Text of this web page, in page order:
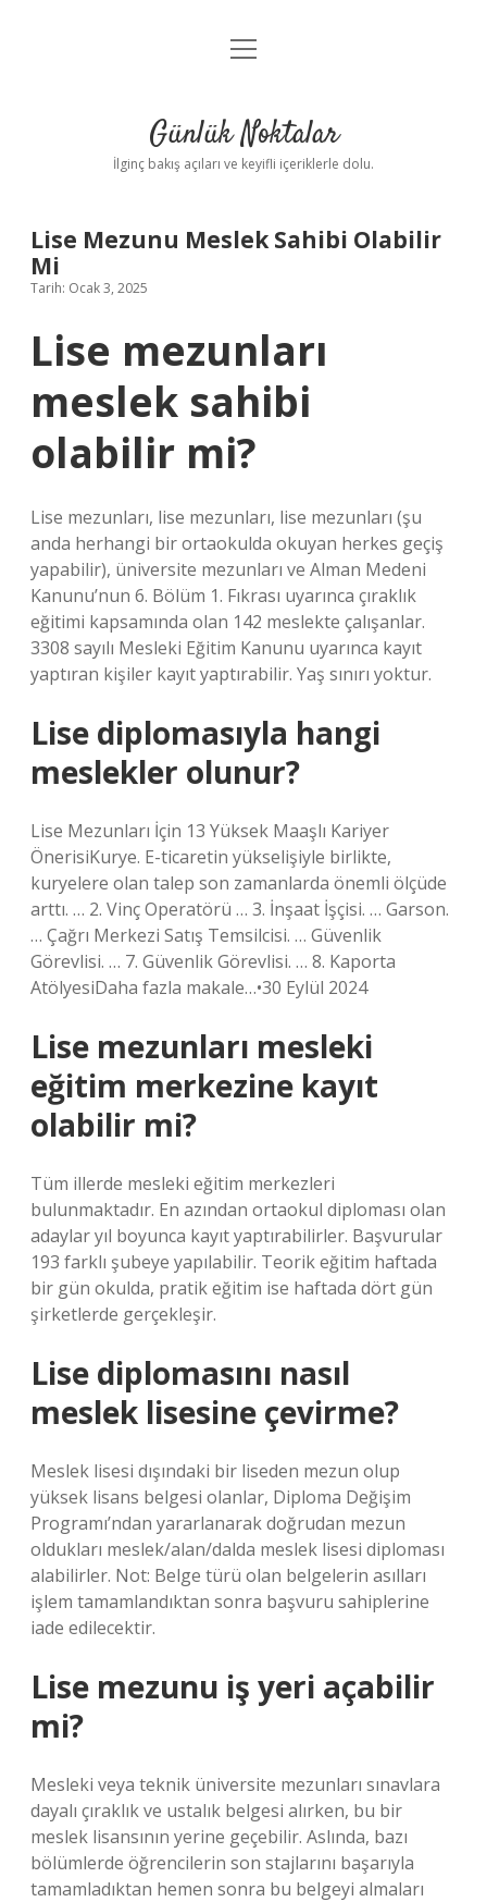
Anasayfa
Yasal Uyarı
menüyü
Günlük Noktalar
İlginç bakış açıları ve keyifli içeriklerle dolu.
Lise Mezunu Meslek Sahibi Olabilir
Mi
Tarih: Ocak 3, 2025
Lise mezunları
meslek sahibi
olabilir mi?
Lise mezunları, lise mezunları, lise mezunları (şu
anda herhangi bir ortaokulda okuyan herkes geçiş
yapabilir), üniversite mezunları ve Alman Medeni
Kanunu’nun 6. Bölüm 1. Fıkrası uyarınca çıraklık
eğitimi kapsamında olan 142 meslekte çalışanlar.
3308 sayılı Mesleki Eğitim Kanunu uyarınca kayıt
yaptıran kişiler kayıt yaptırabilir. Yaş sınırı yoktur.
Lise diplomasıyla hangi
meslekler olunur?
Lise Mezunları İçin 13 Yüksek Maaşlı Kariyer
ÖnerisiKurye. E-ticaretin yükselişiyle birlikte,
kuryelere olan talep son zamanlarda önemli ölçüde
arttı. … 2. Vinç Operatörü … 3. İnşaat İşçisi. … Garson.
… Çağrı Merkezi Satış Temsilcisi. … Güvenlik
Görevlisi. … 7. Güvenlik Görevlisi. … 8. Kaporta
AtölyesiDaha fazla makale…•30 Eylül 2024
Lise mezunları mesleki
eğitim merkezine kayıt
olabilir mi?
Tüm illerde mesleki eğitim merkezleri
bulunmaktadır. En azından ortaokul diploması olan
adaylar yıl boyunca kayıt yaptırabilirler. Başvurular
193 farklı şubeye yapılabilir. Teorik eğitim haftada
bir gün okulda, pratik eğitim ise haftada dört gün
şirketlerde gerçekleşir.
Lise diplomasını nasıl
meslek lisesine çevirme?
Meslek lisesi dışındaki bir liseden mezun olup
yüksek lisans belgesi olanlar, Diploma Değişim
Programı’ndan yararlanarak doğrudan mezun
oldukları meslek/alan/dalda meslek lisesi diploması
alabilirler. Not: Belge türü olan belgelerin asılları
işlem tamamlandıktan sonra başvuru sahiplerine
iade edilecektir.
Lise mezunu iş yeri açabilir
mi?
Mesleki veya teknik üniversite mezunları sınavlara
dayalı çıraklık ve ustalık belgesi alırken, bu bir
meslek lisansının yerine geçebilir. Aslında, bazı
bölümlerde öğrencilerin son stajlarını başarıyla
tamamladıktan hemen sonra bu belgeyi almaları